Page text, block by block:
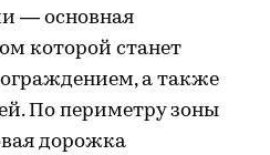
— основная
которой станет
а также
По периметру зоны
дорожка